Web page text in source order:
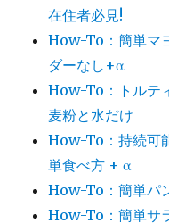
在住者必見!
How-To：簡単マ
ダーなし+α
How-To：トルテ
麦粉と水だけ
How-To：持続可
単食べ方 + α
How-To：簡単パ
How-To：簡単サ